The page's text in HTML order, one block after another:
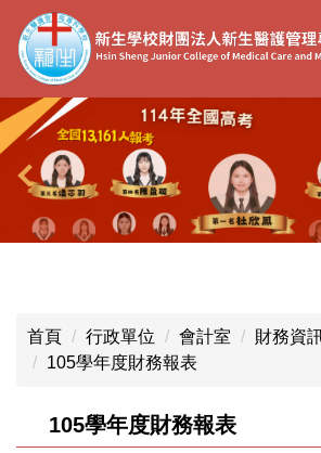
到
主
要
內
容
區
首頁 行政單位 會計室 財務資
105學年度財務報表
105學年度財務報表